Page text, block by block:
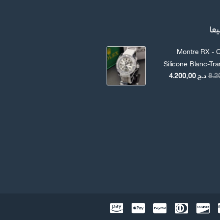
Montre RX -
Silicone Blanc-
السعر
د.ج4.200,00
السعر